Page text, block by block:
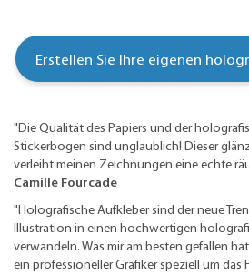
Erstellen Sie Ihre eigenen
"Die Qualität des Papiers und der
Stickerbogen sind unglaublich! Dieser
verleiht meinen Zeichnungen eine echte
Camille Fourcade
"Holografische Aufkleber sind der neue
Illustration in einen hochwertigen
verwandeln. Was mir am besten gefallen
ein professioneller Grafiker speziell um